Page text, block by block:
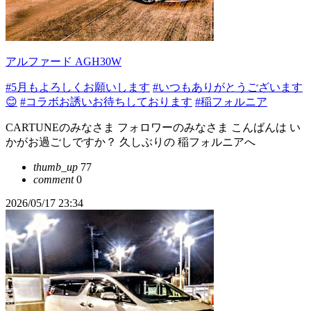
アルファード AGH30W
#5月もよろしくお願いします #いつもありがとうございます
😊 #コラボお誘いお待ちしております #稲フォルニア
CARTUNEのみなさま フォロワーのみなさま こんばんは い
かがお過ごしですか？ 久しぶりの 稲フォルニアへ
thumb_up 77
comment0
2026/05/17 23:34